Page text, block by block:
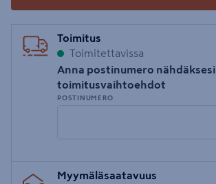
Toimitus
Toimitettavissa
Anna postinumero nähdäksesi
toimitusvaihtoehdot
POSTINUMERO
postinumero
Myymäläsaatavuus